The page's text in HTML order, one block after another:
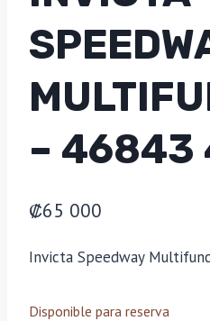
– 46843
₡65 000
Invicta Speedway
Disponible para reserva